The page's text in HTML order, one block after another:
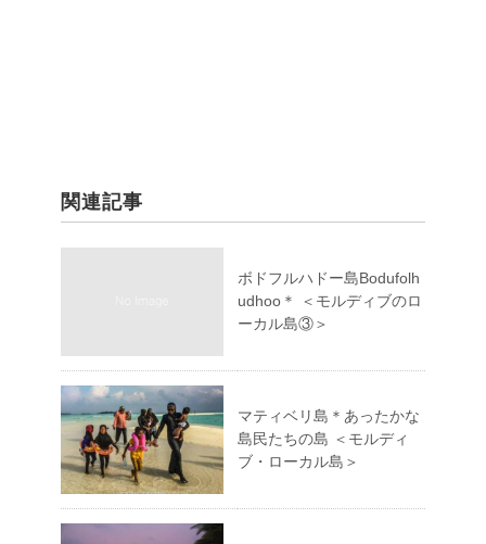
関連記事
ボドフルハドー島Bodufolh
udhoo＊ ＜モルディブのロ
ーカル島③＞
マティベリ島＊あったかな
島民たちの島 ＜モルディ
ブ・ローカル島＞